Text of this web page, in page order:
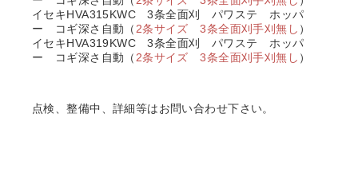
イセキHVA315KWC 3条全面刈 パワステ ホッパ
ー コギ深さ自動（ 2条サイズ 3条全面刈手刈無し ）
イセキHVA319KWC 3条全面刈 パワステ ホッパ
ー コギ深さ自動（ 2条サイズ 3条全面刈手刈無し ）
点検、整備中、詳細等はお問い合わせ下さい。